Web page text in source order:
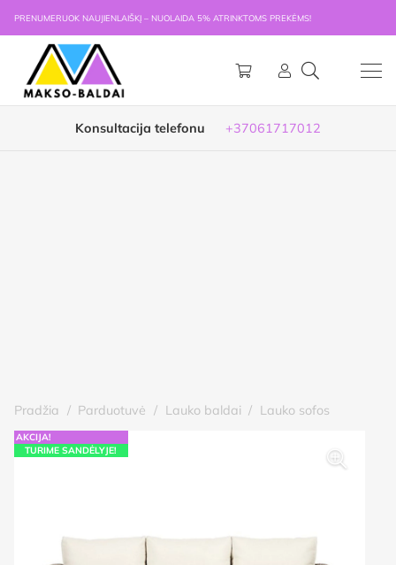
PRENUMERUOK NAUJIENLAIŠKĮ – NUOLAIDA 5% ATRINKTOMS PREKĖMS!
Konsultacija telefonu +37061717012
Pradžia / Parduotuvė / Lauko baldai / Lauko sofos
AKCIJA!
TURIME SANDĖLYJE!